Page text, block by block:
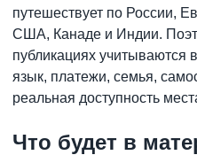
путешествует по России,
США, Канаде и Индии.
публикациях учитываются
язык, платежи, семья,
реальная доступность
Что будет в